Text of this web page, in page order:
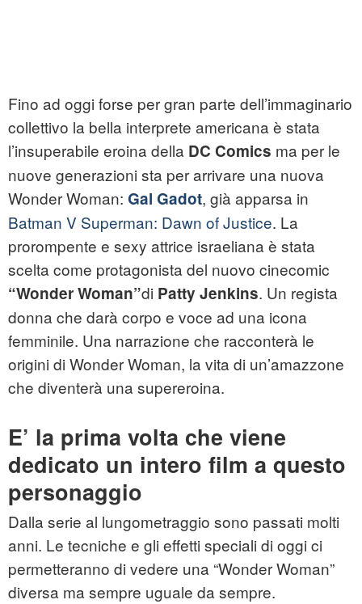
Fino ad oggi forse per gran parte dell’immaginario
collettivo la bella interprete americana è stata
l’insuperabile eroina della DC Comics ma per le
nuove generazioni sta per arrivare una nuova
Wonder Woman: Gal Gadot, già apparsa in
Batman V Superman: Dawn of Justice. La
prorompente e sexy attrice israeliana è stata
scelta come protagonista del nuovo cinecomic
“Wonder Woman”di Patty Jenkins. Un regista
donna che darà corpo e voce ad una icona
femminile. Una narrazione che racconterà le
origini di Wonder Woman, la vita di un’amazzone
che diventerà una supereroina.
E’ la prima volta che viene
dedicato un intero film a questo
personaggio
Dalla serie al lungometraggio sono passati molti
anni. Le tecniche e gli effetti speciali di oggi ci
permetteranno di vedere una “Wonder Woman”
diversa ma sempre uguale da sempre.